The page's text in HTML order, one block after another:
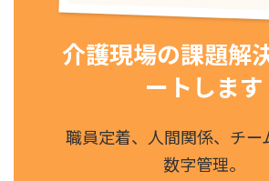
介護現場の課題解
ートします
職員定着、人間関係、チー
数字管理。